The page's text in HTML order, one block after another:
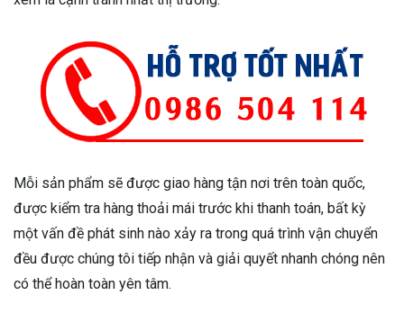
Mỗi sản phẩm sẽ được giao hàng tận nơi trên toàn quốc,
được kiểm tra hàng thoải mái trước khi thanh toán, bất kỳ
một vấn đề phát sinh nào xảy ra trong quá trình vận chuyển
đều được chúng tôi tiếp nhận và giải quyết nhanh chóng nên
có thể hoàn toàn yên tâm.